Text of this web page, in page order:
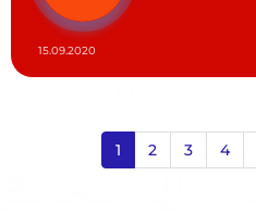
15.09.2020
1 2 3 4